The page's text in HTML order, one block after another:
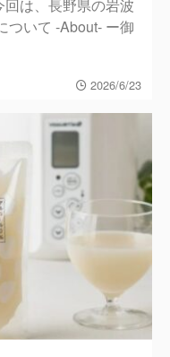
は、長野県の岩波
ついて -About- ー御
2026/6/23